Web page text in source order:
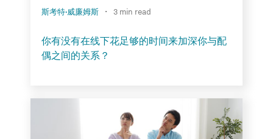
斯考特·威廉姆斯 · 3 min read
你有没有在线下花足够的时间来加深你与配
偶之间的关系？